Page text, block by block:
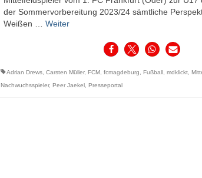
der Sommervorbereitung 2023/24 sämtliche
Weißen … Weiter
Adrian Drews, Carsten Müller, FCM, fcmagdeburg Fußball, mdklickt,
Nachwuchsspieler, Peer Jaekel, Presseportal